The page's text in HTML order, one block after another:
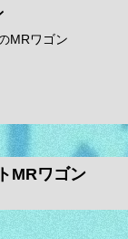
MRワゴン
MRワゴン